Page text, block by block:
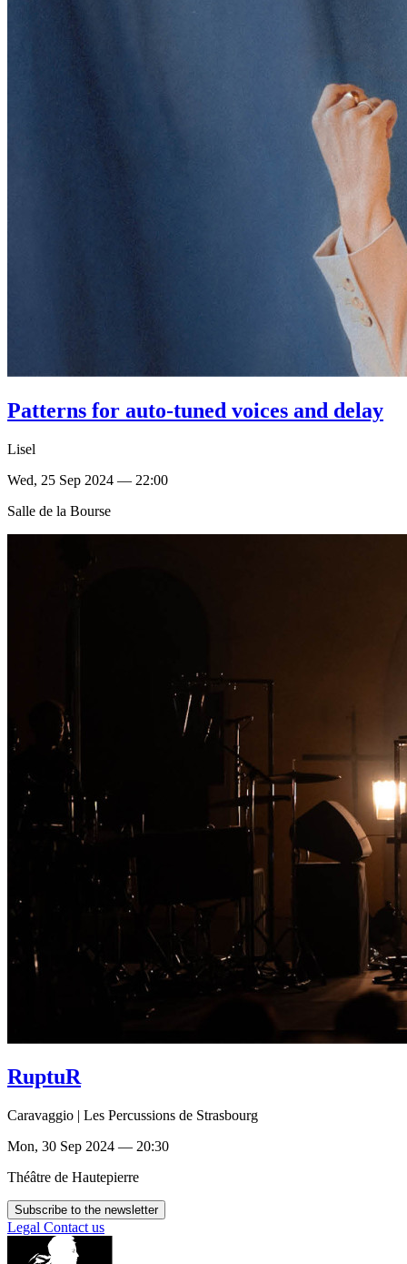
Patterns for auto-tuned voices and delay
Lisel
Wed, 25 Sep 2024 — 22:00
Salle de la Bourse
RuptuR
Caravaggio | Les Percussions de Strasbourg
Mon, 30 Sep 2024 — 20:30
Théâtre de Hautepierre
Subscribe to the newsletter
Legal Contact us